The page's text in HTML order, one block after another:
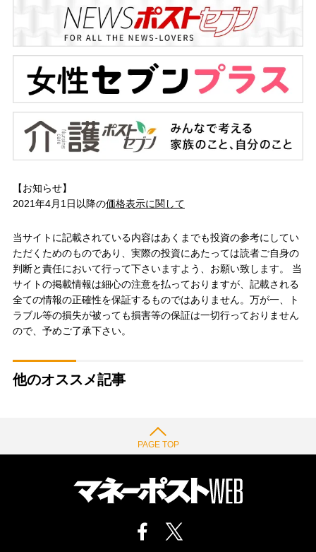
【お知らせ】
2021年4月1日以降の価格表示に関して
当サイトに記載されている内容はあくまでも投資の参考にしてい
ただくためのものであり、実際の投資にあたっては読者ご自身の
判断と責任において行って下さいますよう、お願い致します。 当
サイトの掲載情報は細心の注意を払っておりますが、記載される
全ての情報の正確性を保証するものではありません。万が一、ト
ラブル等の損失が被っても損害等の保証は一切行っておりません
ので、予めご了承下さい。
他のオススメ記事
PAGE TOP